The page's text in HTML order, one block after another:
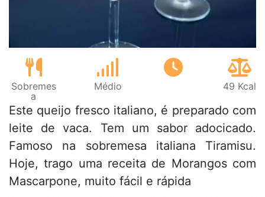
Sobremes
a
Médio 49 Kcal
Este queijo fresco italiano, é preparado com
leite de vaca. Tem um sabor adocicado.
Famoso na sobremesa italiana Tiramisu.
Hoje, trago uma receita de Morangos com
Mascarpone, muito fácil e rápida